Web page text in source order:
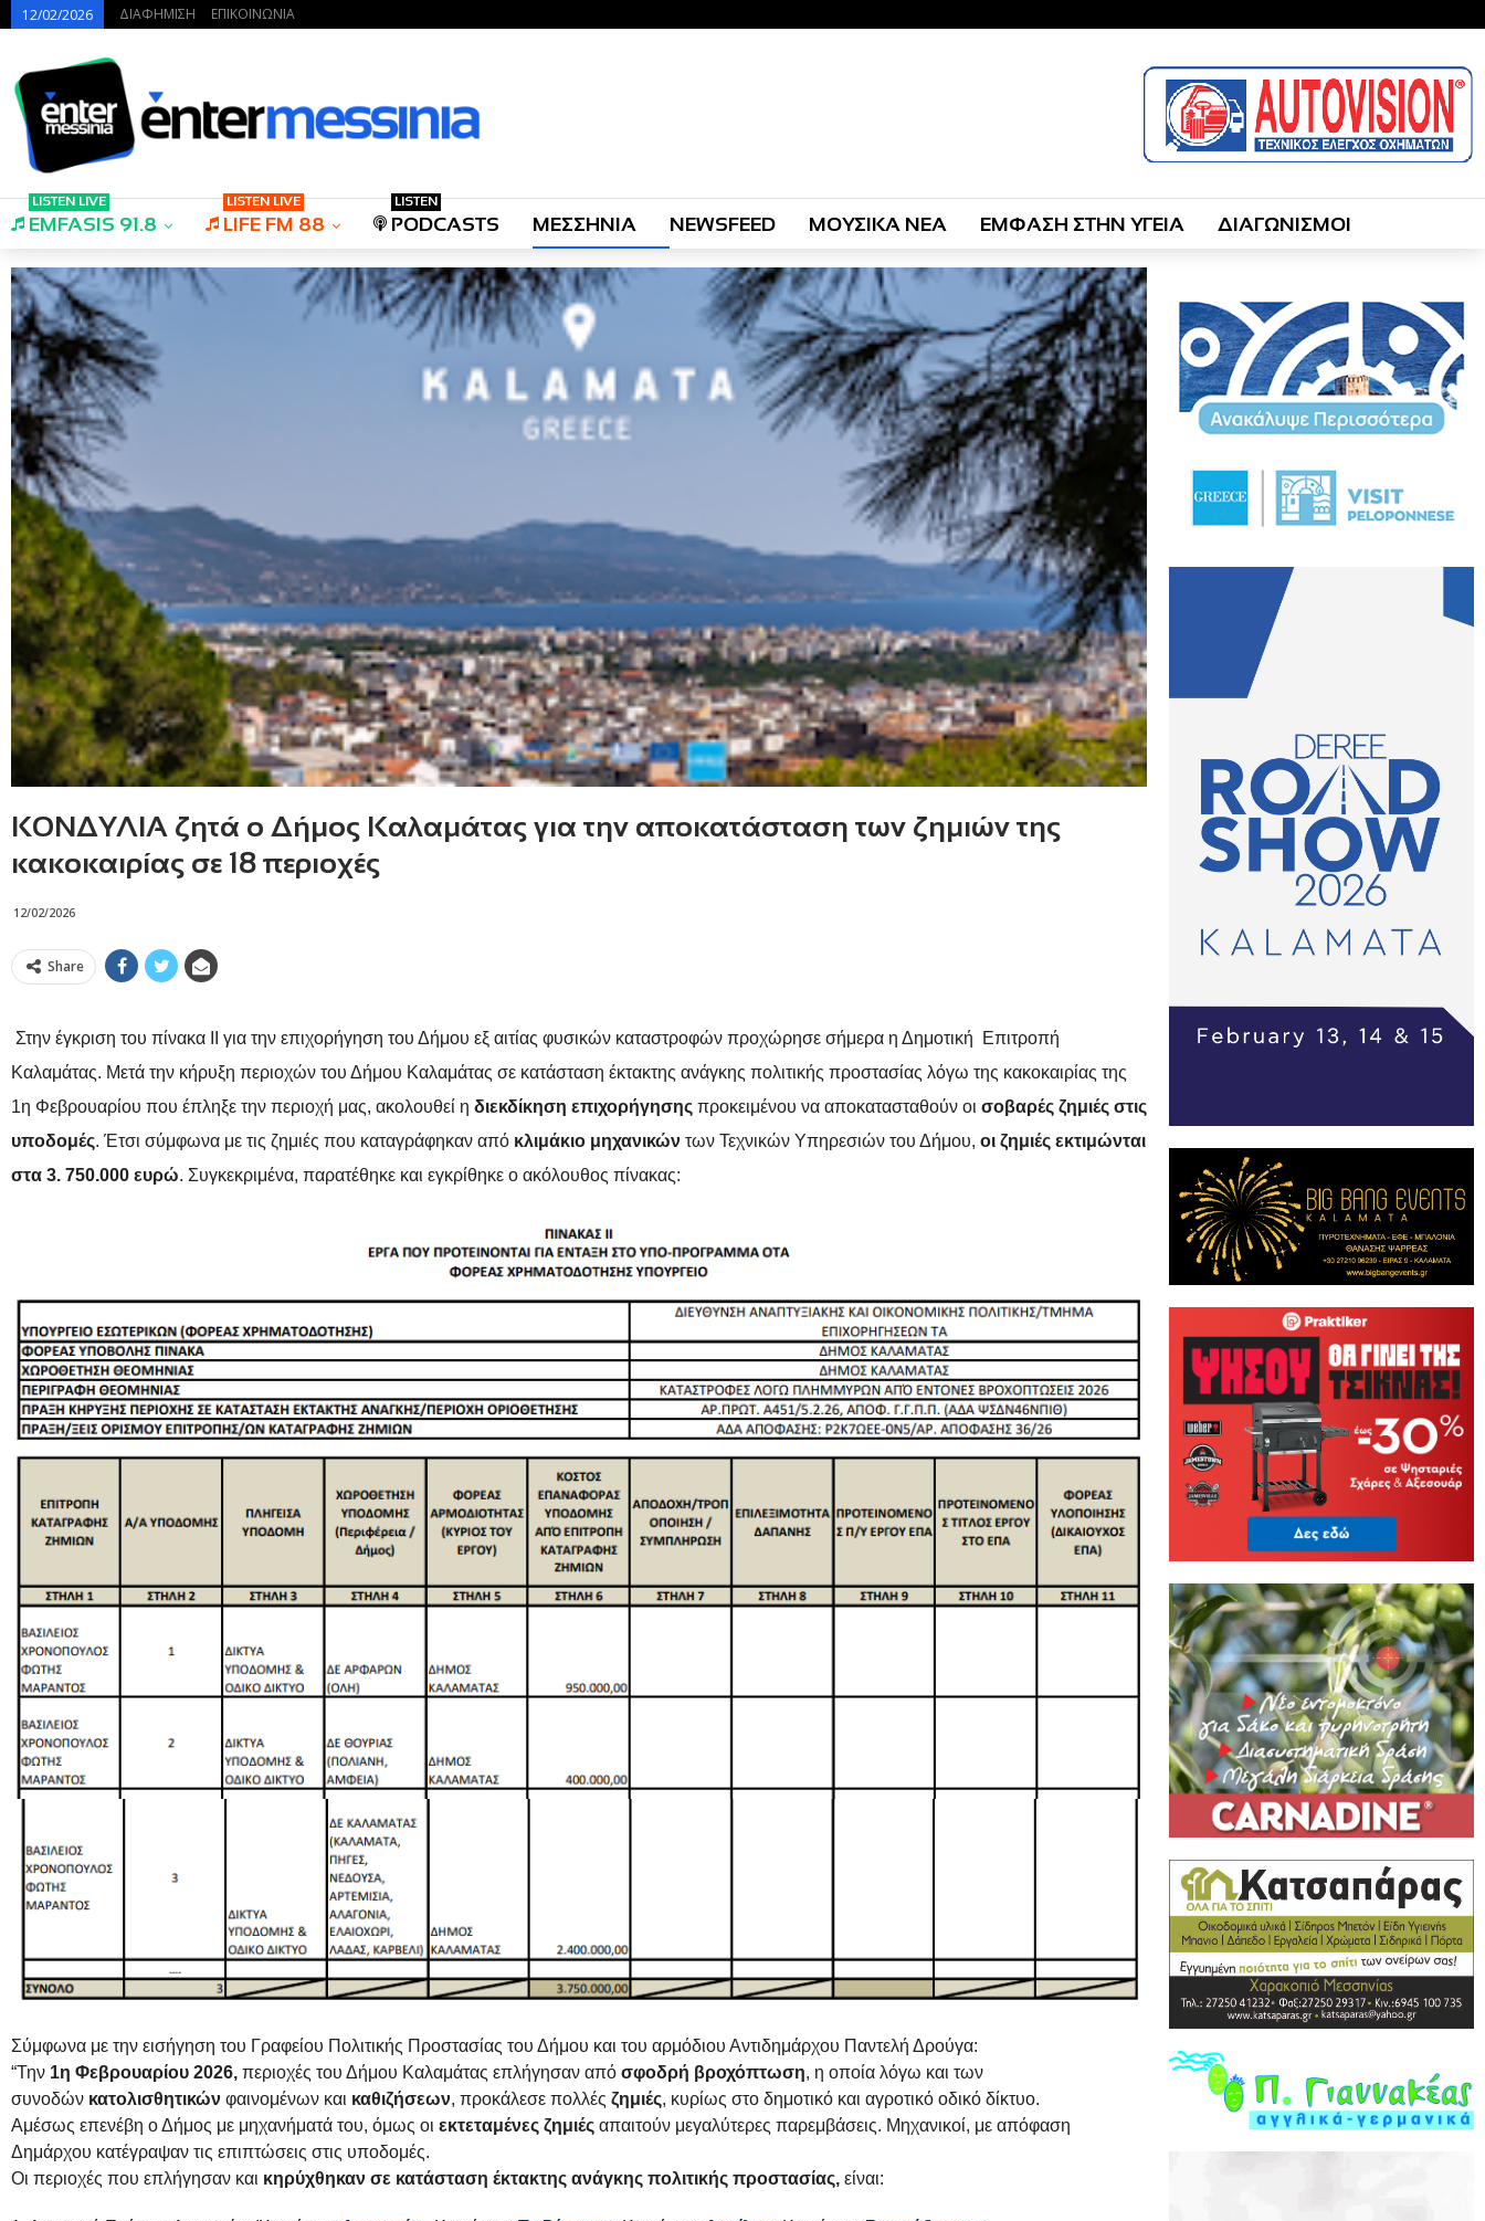
12/02/2026 ΔΙΑΦΗΜΙΣΗ ΕΠΙΚΟΙΝΩΝΙΑ
EMFASIS 91.8
LISTEN LIVE
LIFE FM 88
LISTEN LIVE
PODCASTS
LISTEN
ΜΕΣΣΗΝΙΑ NEWSFEED ΜΟΥΣΙΚΑ ΝΕΑ ΕΜΦΑΣΗ ΣΤΗΝ ΥΓΕΙΑ ΔΙΑΓΩΝΙΣΜΟΙ
ΚΟΝΔΥΛΙΑ ζητά ο Δήμος Καλαμάτας για την αποκατάσταση των ζημιών της
κακοκαιρίας σε 18 περιοχές
12/02/2026
Share
Στην έγκριση του πίνακα ΙΙ για την επιχορήγηση του Δήμου εξ αιτίας φυσικών καταστροφών προχώρησε σήμερα η Δημοτική Επιτροπή
Καλαμάτας. Μετά την κήρυξη περιοχών του Δήμου Καλαμάτας σε κατάσταση έκτακτης ανάγκης πολιτικής προστασίας λόγω της κακοκαιρίας της
1η Φεβρουαρίου που έπληξε την περιοχή μας, ακολουθεί η διεκδίκηση επιχορήγησης προκειμένου να αποκατασταθούν οι σοβαρές ζημιές στις
υποδομές. Έτσι σύμφωνα με τις ζημιές που καταγράφηκαν από κλιμάκιο μηχανικών των Τεχνικών Υπηρεσιών του Δήμου, οι ζημιές εκτιμώνται
στα 3. 750.000 ευρώ. Συγκεκριμένα, παρατέθηκε και εγκρίθηκε ο ακόλουθος πίνακας:
Σύμφωνα με την εισήγηση του Γραφείου Πολιτικής Προστασίας του Δήμου και του αρμόδιου Αντιδημάρχου Παντελή Δρούγα:
“Την 1η Φεβρουαρίου 2026, περιοχές του Δήμου Καλαμάτας επλήγησαν από σφοδρή βροχόπτωση, η οποία λόγω και των
συνοδών κατολισθητικών φαινομένων και καθιζήσεων, προκάλεσε πολλές ζημιές, κυρίως στο δημοτικό και αγροτικό οδικό δίκτυο.
Αμέσως επενέβη ο Δήμος με μηχανήματά του, όμως οι εκτεταμένες ζημιές απαιτούν μεγαλύτερες παρεμβάσεις. Μηχανικοί, με απόφαση
Δημάρχου κατέγραψαν τις επιπτώσεις στις υποδομές.
Οι περιοχές που επλήγησαν και κηρύχθηκαν σε κατάσταση έκτακτης ανάγκης πολιτικής προστασίας, είναι: